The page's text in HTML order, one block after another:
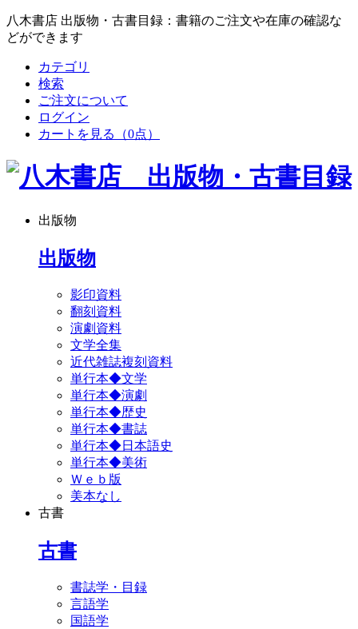
八木書店 出版物・古書目録：書籍のご注文や在庫の確認な
どができます
カテゴリ
検索
ご注文について
ログイン
カートを見る
（0点）
出版物
出版物
影印資料
翻刻資料
演劇資料
文学全集
近代雑誌複刻資料
単行本◆文学
単行本◆演劇
単行本◆歴史
単行本◆書誌
単行本◆日本語史
単行本◆美術
Ｗｅｂ版
美本なし
古書
古書
書誌学・目録
言語学
国語学